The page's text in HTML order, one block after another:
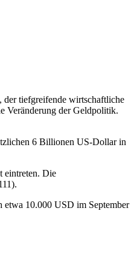
der tiefgreifende wirtschaftliche
Veränderung der Geldpolitik.
6 Billionen US-Dollar in
eintreten. Die
etwa 10.000 USD im September